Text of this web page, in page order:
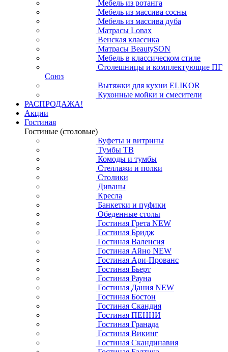
Мебель из ротанга
Мебель из массива сосны
Мебель из массива дуба
Матрасы Lonax
Венская классика
Матрасы BeautySON
Мебель в классическом стиле
Столешницы и комплектующие ПГ
Союз
Вытяжки для кухни ELIKOR
Кухонные мойки и смесители
РАСПРОДАЖА!
Акции
Гостиная
Гостиные (столовые)
Буфеты и витрины
Тумбы ТВ
Комоды и тумбы
Стеллажи и полки
Столики
Диваны
Кресла
Банкетки и пуфики
Обеденные столы
Гостиная Грета NEW
Гостиная Бридж
Гостиная Валенсия
Гостиная Айно NEW
Гостиная Ари-Прованс
Гостиная Бьерт
Гостиная Рауна
Гостиная Дания NEW
Гостиная Бостон
Гостиная Скандия
Гостиная ПЕННИ
Гостиная Гранада
Гостиная Викинг
Гостиная Скандинавия